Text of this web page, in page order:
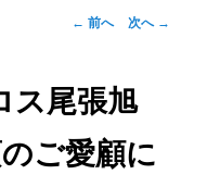
投稿ナビゲーシ
← 前へ 次へ →
ス尾張旭
ご愛顧に